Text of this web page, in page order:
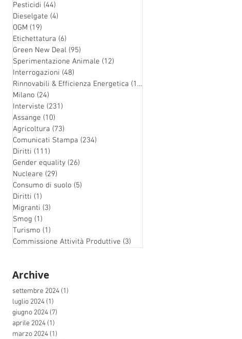
Pesticidi (44)
Dieselgate (4)
OGM (19)
Etichettatura (6)
Green New Deal (95)
Sperimentazione Animale (12)
Interrogazioni (48)
Rinnovabili & Efficienza Energetica (126)
Milano (24)
Interviste (231)
Assange (10)
Agricoltura (73)
Comunicati Stampa (234)
Diritti (111)
Gender equality (26)
Nucleare (29)
Consumo di suolo (5)
Diritti (1)
Migranti (3)
Smog (1)
Turismo (1)
Commissione Attività Produttive (3)
Archive
settembre 2024 (1)
luglio 2024 (1)
giugno 2024 (7)
aprile 2024 (1)
marzo 2024 (1)